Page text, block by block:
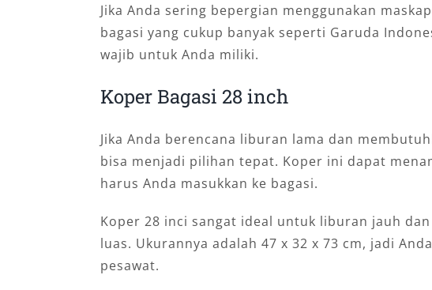
Jika Anda sering bepergian menggunakan
bagasi yang cukup banyak seperti Garuda
wajib untuk Anda miliki.
Koper Bagasi 28 inch
Jika Anda berencana liburan lama dan
bisa menjadi pilihan tepat. Koper ini dapat
harus Anda masukkan ke bagasi.
Koper 28 inci sangat ideal untuk liburan jauh
luas. Ukurannya adalah 47 x 32 x 73 cm, jadi
pesawat.